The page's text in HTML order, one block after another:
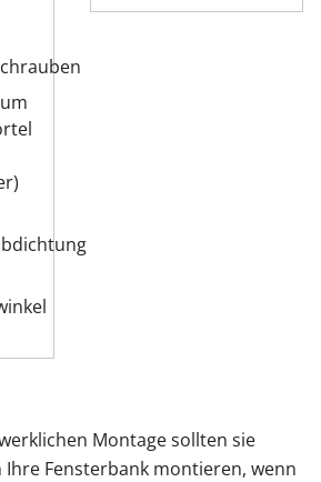
Montage sollten sie
Fensterbank montieren, wenn